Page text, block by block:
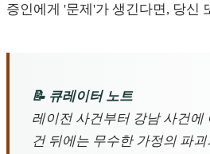
증인에게 '문제'가 생긴다면, 당신
📝 큐레이터 노트
레이전 사건부터 강남 사건에
건 뒤에는 무수한 가정의 파